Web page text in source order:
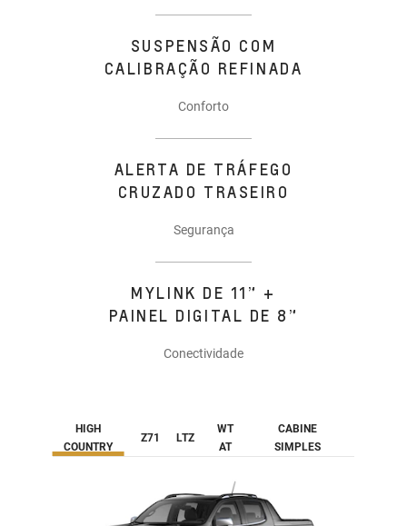
SUSPENSÃO COM
CALIBRAÇÃO REFINADA
Conforto
ALERTA DE TRÁFEGO
CRUZADO TRASEIRO
Segurança
MYLINK DE 11” +
PAINEL DIGITAL DE 8”
Conectividade
HIGH
COUNTRY
Z71 LTZ
WT
AT
CABINE
SIMPLES